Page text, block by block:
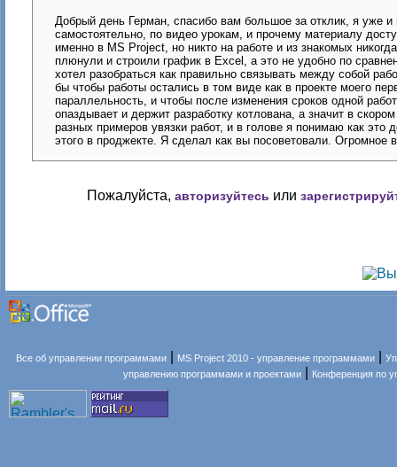
Добрый день Герман, спасибо вам большое за отклик, я уже
самостоятельно, по видео урокам, и прочему материалу
именно в MS Project, но никто на работе и из знакомых
плюнули и строили график в Excel, а это не удобно по
хотел разобраться как правильно связывать между собой
бы чтобы работы остались в том виде как в проекте моего
параллельность, и чтобы после изменения сроков одной
опаздывает и держит разработку котлована, а значит в
разных примеров увязки работ, и в голове я понимаю как
этого в проджекте. Я сделал как вы посоветовали. Огромное
Пожалуйста, авторизуйтесь или
Все об управлении программами MS Project 2010 - управление программами
управлению программами и проектами
Конференция по